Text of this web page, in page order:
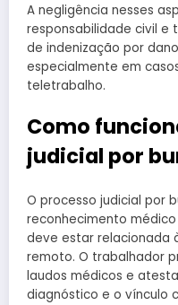
A negligência nesses
responsabilidade civil e
de indenização por
especialmente em
teletrabalho.
Como
judicial por
O processo judicial por
reconhecimento
deve estar relacionada
remoto. O trabalhador
laudos médicos e
diagnóstico e o vínculo